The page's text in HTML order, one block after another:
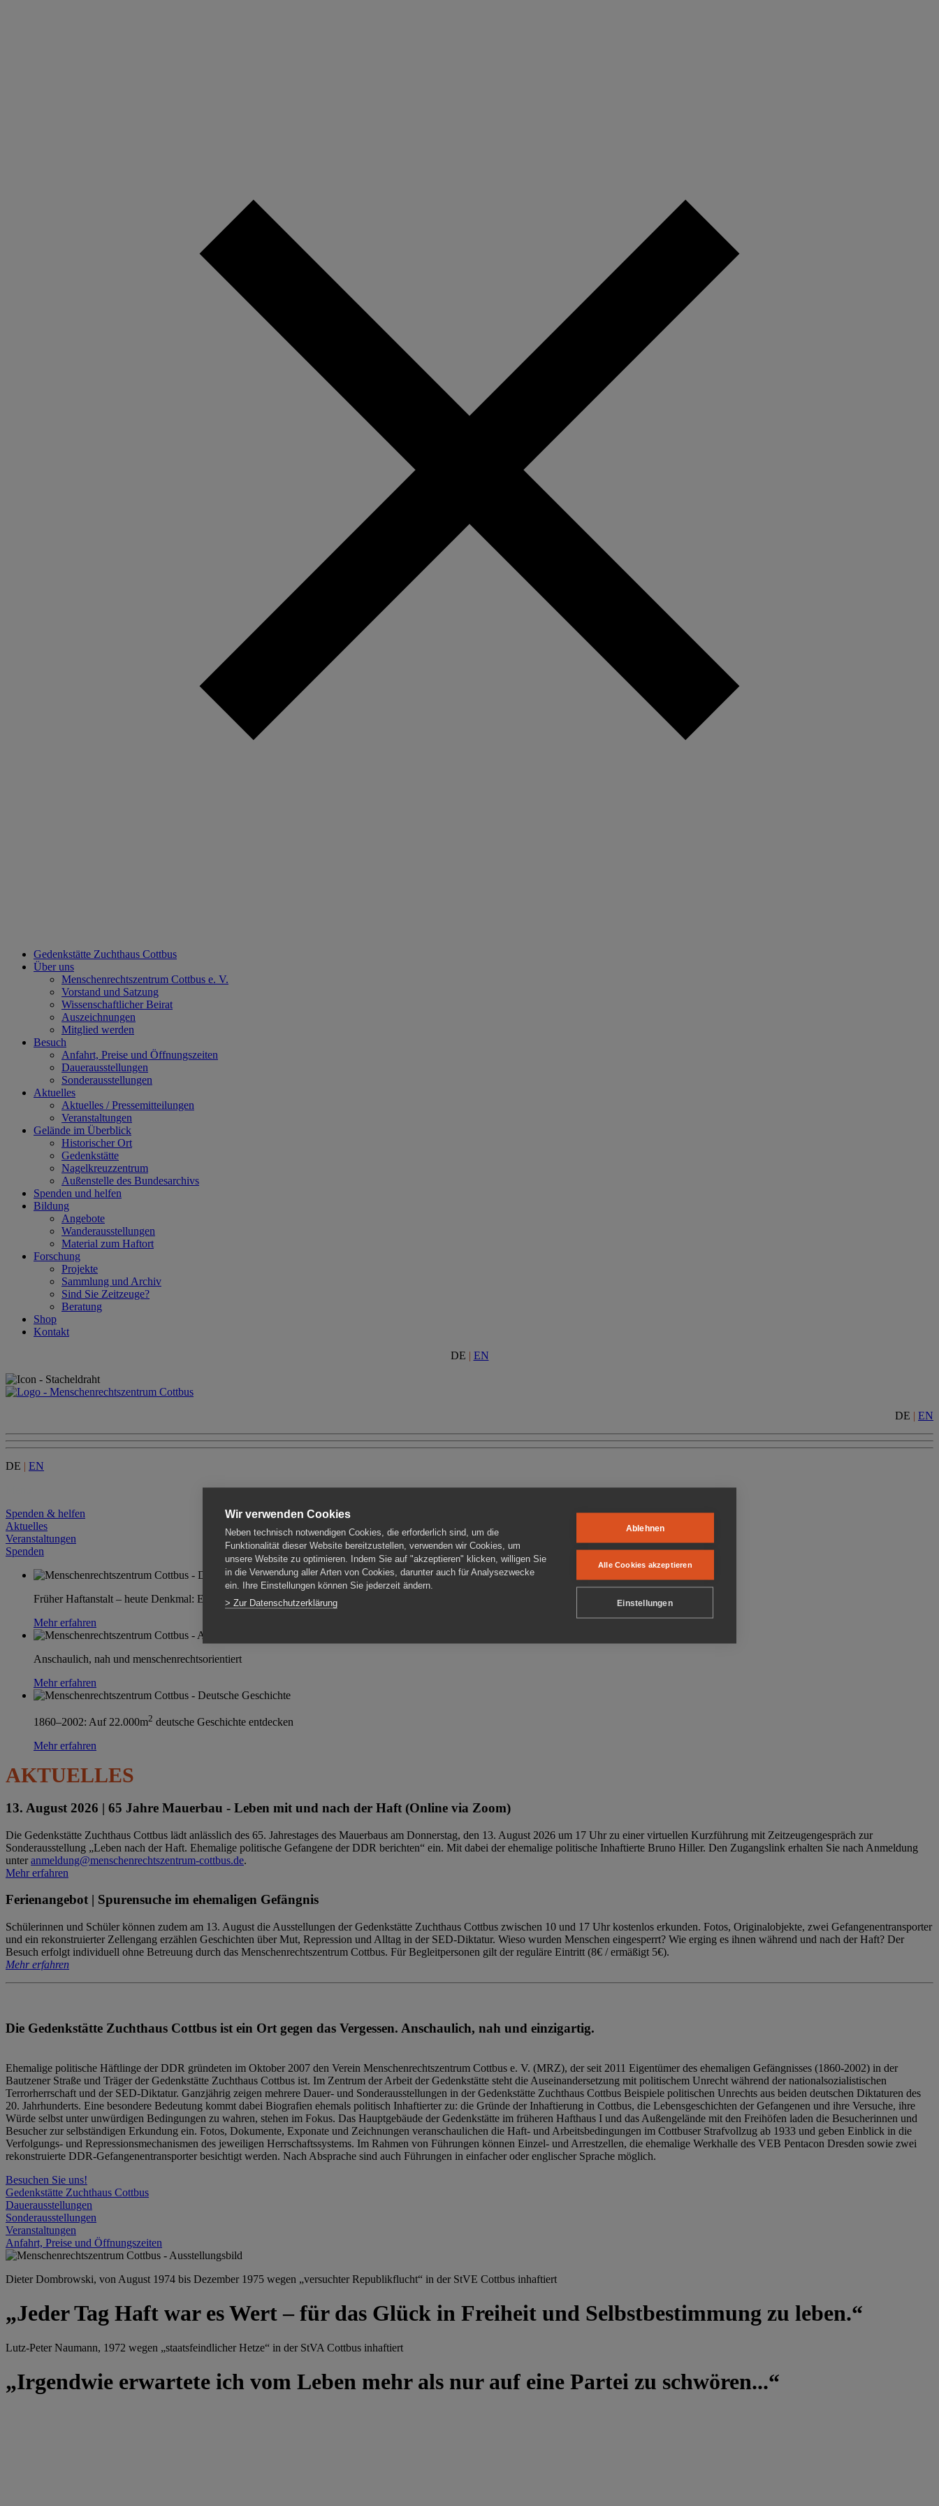
Gedenkstätte Zuchthaus Cottbus
Über uns
Menschenrechtszentrum Cottbus e. V.
Vorstand und Satzung
Wissenschaftlicher Beirat
Auszeichnungen
Mitglied werden
Besuch
Anfahrt, Preise und Öffnungszeiten
Dauerausstellungen
Sonderausstellungen
Aktuelles
Aktuelles / Pressemitteilungen
Veranstaltungen
Gelände im Überblick
Historischer Ort
Gedenkstätte
Nagelkreuzzentrum
Außenstelle des Bundesarchivs
Spenden und helfen
Bildung
Angebote
Wanderausstellungen
Material zum Haftort
Forschung
Projekte
Sammlung und Archiv
Sind Sie Zeitzeuge?
Beratung
Shop
Kontakt
DE | EN
DE | EN
DE | EN
Spenden & helfen
Aktuelles
Veranstaltungen
Spenden
Früher Haftanstalt – heute Denkmal: Einen Ort im Wandel erleben
Mehr erfahren
Anschaulich, nah und menschenrechtsorientiert
Mehr erfahren
1860–2002: Auf 22.000m2 deutsche Geschichte entdecken
Mehr erfahren
AKTUELLES
13. August 2026 | 65 Jahre Mauerbau - Leben mit und nach der Haft (Online via Zoom)
Die Gedenkstätte Zuchthaus Cottbus lädt anlässlich des 65. Jahrestages des Mauerbaus am Donnerstag, den 13. August 2026 um 17 Uhr zu einer virtuellen Kurzführung mit Zeitzeugengespräch zur
Sonderausstellung „Leben nach der Haft. Ehemalige politische Gefangene der DDR berichten“ ein. Mit dabei der ehemalige politische Inhaftierte Bruno Hiller. Den Zugangslink erhalten Sie nach Anmeldung
unteranmeldung@menschenrechtszentrum-cottbus.de.
Mehr erfahren
Ferienangebot | Spurensuche im ehemaligen Gefängnis
Schülerinnen und Schüler können zudem am 13. August die Ausstellungen der Gedenkstätte Zuchthaus Cottbus zwischen 10 und 17 Uhr kostenlos erkunden. Fotos, Originalobjekte, zwei Gefangenentransporter
und ein rekonstruierter Zellengang erzählen Geschichten über Mut, Repression und Alltag in der SED-Diktatur. Wieso wurden Menschen eingesperrt? Wie erging es ihnen während und nach der Haft? Der
Besuch erfolgt individuell ohne Betreuung durch das Menschenrechtszentrum Cottbus. Für Begleitpersonen gilt der reguläre Eintritt (8€ / ermäßigt 5€).
Mehr erfahren
Die Gedenkstätte Zuchthaus Cottbus ist ein Ort gegen das Vergessen. Anschaulich, nah und einzigartig.
Ehemalige politische Häftlinge der DDR gründeten im Oktober 2007 den Verein Menschenrechtszentrum Cottbus e. V. (MRZ), der seit 2011 Eigentümer des ehemaligen Gefängnisses (1860-2002) in der
Bautzener Straße und Träger der Gedenkstätte Zuchthaus Cottbus ist. Im Zentrum der Arbeit der Gedenkstätte steht die Auseinandersetzung mit politischem Unrecht während der nationalsozialistischen
Terrorherrschaft und der SED-Diktatur. Ganzjährig zeigen mehrere Dauer- und Sonderausstellungen in der Gedenkstätte Zuchthaus Cottbus Beispiele politischen Unrechts aus beiden deutschen Diktaturen des
20. Jahrhunderts. Eine besondere Bedeutung kommt dabei Biografien ehemals politisch Inhaftierter zu: die Gründe der Inhaftierung in Cottbus, die Lebensgeschichten der Gefangenen und ihre Versuche, ihre
Würde selbst unter unwürdigen Bedingungen zu wahren, stehen im Fokus. Das Hauptgebäude der Gedenkstätte im früheren Hafthaus I und das Außengelände mit den Freihöfen laden die Besucherinnen und
Besucher zur selbständigen Erkundung ein. Fotos, Dokumente, Exponate und Zeichnungen veranschaulichen die Haft- und Arbeitsbedingungen im Cottbuser Strafvollzug ab 1933 und geben Einblick in die
Verfolgungs- und Repressionsmechanismen des jeweiligen Herrschaftssystems. Im Rahmen von Führungen können Einzel- und Arrestzellen, die ehemalige Werkhalle des VEB Pentacon Dresden sowie zwei
rekonstruierte DDR-Gefangenentransporter besichtigt werden. Nach Absprache sind auch Führungen in einfacher oder englischer Sprache möglich.
Besuchen Sie uns!
Gedenkstätte Zuchthaus Cottbus
Dauerausstellungen
Sonderausstellungen
Veranstaltungen
Anfahrt, Preise und Öffnungszeiten
Dieter Dombrowski, von August 1974 bis Dezember 1975 wegen „versuchter Republikflucht“ in der StVE Cottbus inhaftiert
„Jeder Tag Haft war es Wert – für das Glück in Freiheit und Selbstbestimmung zu leben.“
Lutz-Peter Naumann, 1972 wegen „staatsfeindlicher Hetze“ in der StVA Cottbus inhaftiert
„Irgendwie erwartete ich vom Leben mehr als nur auf eine Partei zu schwören...“
Wir verwenden Cookies
Neben technisch notwendigen Cookies, die erforderlich sind, um die
Funktionalität dieser Website bereitzustellen, verwenden wir Cookies, um
unsere Website zu optimieren. Indem Sie auf "akzeptieren" klicken, willigen Sie
in die Verwendung aller Arten von Cookies, darunter auch für Analysezwecke
ein. Ihre Einstellungen können Sie jederzeit ändern.
> Zur Datenschutzerklärung
Ablehnen
Alle Cookies akzeptieren
Einstellungen